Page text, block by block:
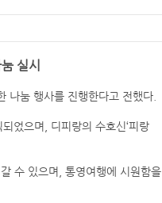
실시
나눔 행사를 진행한다고 전했다.
었으며, 디피랑의 수호신‘피랑
수 있으며, 통영여행에 시원함을